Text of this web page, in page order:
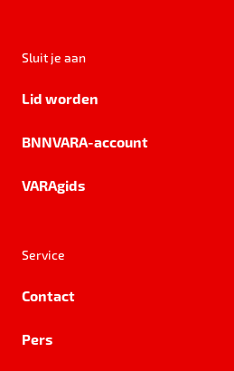
Sluit je aan
Lid worden
BNNVARA-account
VARAgids
Service
Contact
Pers